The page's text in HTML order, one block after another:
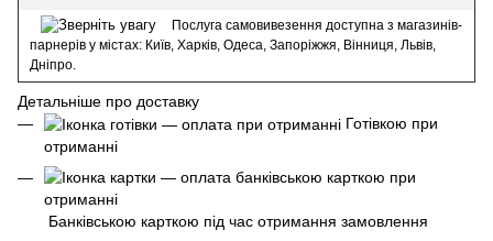
Послуга самовивезення доступна з магазинів-
парнерів у містах: Київ, Харків, Одеса, Запоріжжя, Вінниця, Львів,
Дніпро.
Детальніше про доставку
Готівкою при
отриманні
Банківською карткою під час отримання замовлення